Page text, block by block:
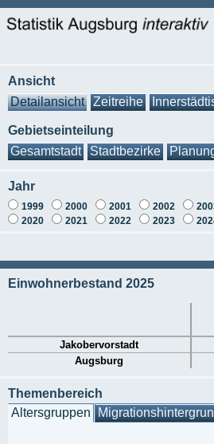
Ansicht
Detailansicht
Zeitreihe
Gebietseinteilung
Gesamtstadt
Stadtbezirke
Jahr
1999 2000 2001 2002
2020
2021 2022 2023
Einwohnerbestand 2025
Jakobervorstadt
Augsburg
Themenbereich
Altersgruppen